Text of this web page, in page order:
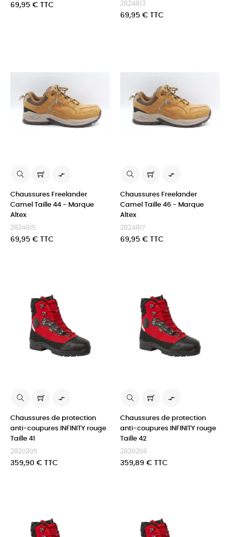
Prix
69,95 € TTC
2824813
Prix
69,95 € TTC

Chaussures Freelander
Camel Taille 44 - Marque
Altex
2824815
Prix
69,95 € TTC

Chaussures Freelander
Camel Taille 46 - Marque
Altex
2824817
Prix
69,95 € TTC

Chaussures de protection
anti-coupures INFINITY rouge
Taille 41
2820205
Prix
359,90 € TTC

Chaussures de protection
anti-coupures INFINITY rouge
Taille 42
2820206
Prix
359,89 € TTC